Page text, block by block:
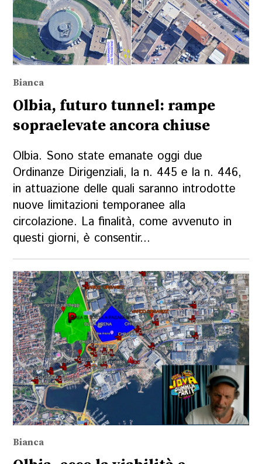
Bianca
Olbia, futuro tunnel: rampe
sopraelevate ancora chiuse
Olbia. Sono state emanate oggi due
Ordinanze Dirigenziali, la n. 445 e la n. 446,
in attuazione delle quali saranno introdotte
nuove limitazioni temporanee alla
circolazione. La finalità, come avvenuto in
questi giorni, è consentir...
Bianca